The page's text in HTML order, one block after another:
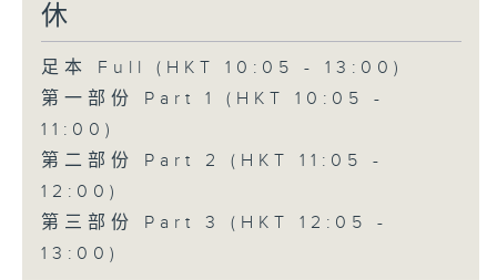
休
足本 Full (HKT 10:05 - 13:00)
第一部份 Part 1 (HKT 10:05 -
11:00)
第二部份 Part 2 (HKT 11:05 -
12:00)
第三部份 Part 3 (HKT 12:05 -
13:00)